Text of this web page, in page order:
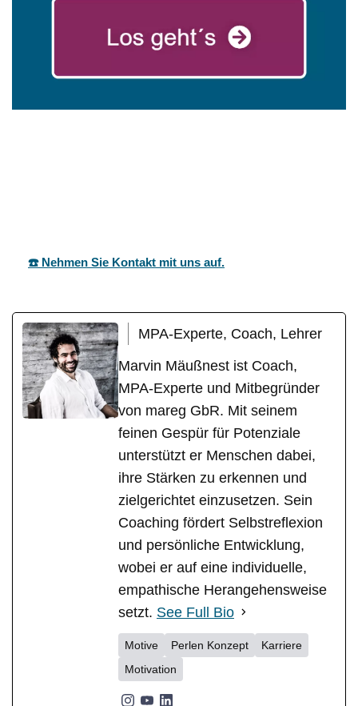
☎️ Nehmen Sie Kontakt mit uns auf.
MPA-Experte, Coach, Lehrer
Marvin Mäußnest ist Coach,
MPA-Experte und Mitbegründer
von mareg GbR. Mit seinem
feinen Gespür für Potenziale
unterstützt er Menschen dabei,
ihre Stärken zu erkennen und
zielgerichtet einzusetzen. Sein
Coaching fördert Selbstreflexion
und persönliche Entwicklung,
wobei er auf eine individuelle,
empathische Herangehensweise
setzt. See Full Bio
Motive Perlen Konzept
Karriere
Motivation